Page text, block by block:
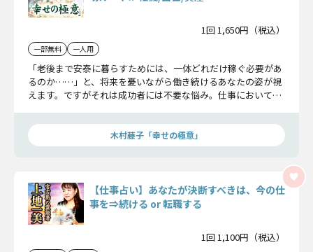
1回 1,650円（税込）
一部無料 一人用
「老後まで安泰に暮らすためには、一体どれだけ稼ぐ必要があ
るのか……」と、将来を憂いながら働き続けるあなたの姿が視
えます。ですがそれは成功者には不要な悩み。仕事において誰
します。
木村藤子「幸せの極意」
【仕事占い】あなたが決断すべきは、今の仕
事を⇒続ける or 転職する
1回 1,100円（税込）